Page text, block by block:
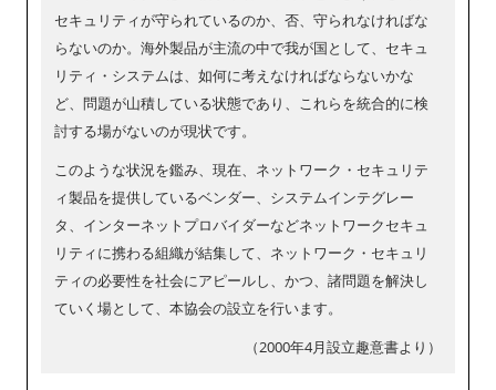
セキュリティが守られているのか、否、守られなければな
らないのか。海外製品が主流の中で我が国として、セキュ
リティ・システムは、如何に考えなければならないかな
ど、問題が山積している状態であり、これらを統合的に検
討する場がないのが現状です。
このような状況を鑑み、現在、ネットワーク・セキュリテ
ィ製品を提供しているベンダー、システムインテグレー
タ、インターネットプロバイダーなどネットワークセキュ
リティに携わる組織が結集して、ネットワーク・セキュリ
ティの必要性を社会にアピールし、かつ、諸問題を解決し
ていく場として、本協会の設立を行います。
（2000年4月設立趣意書より）